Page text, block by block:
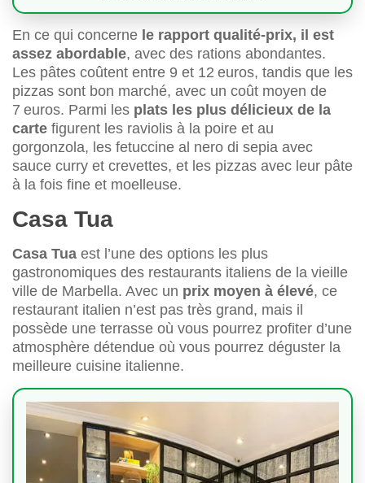
En ce qui concerne le rapport qualité-prix, il est
assez abordable, avec des rations abondantes.
Les pâtes coûtent entre 9 et 12 euros, tandis que les
pizzas sont bon marché, avec un coût moyen de
7 euros. Parmi les plats les plus délicieux de la
carte figurent les raviolis à la poire et au
gorgonzola, les fetuccine al nero di sepia avec
sauce curry et crevettes, et les pizzas avec leur pâte
à la fois fine et moelleuse.
Casa Tua
Casa Tua est l’une des options les plus
gastronomiques des restaurants italiens de la vieille
ville de Marbella. Avec un prix moyen à élevé, ce
restaurant italien n’est pas très grand, mais il
possède une terrasse où vous pourrez profiter d’une
atmosphère détendue où vous pourrez déguster la
meilleure cuisine italienne.